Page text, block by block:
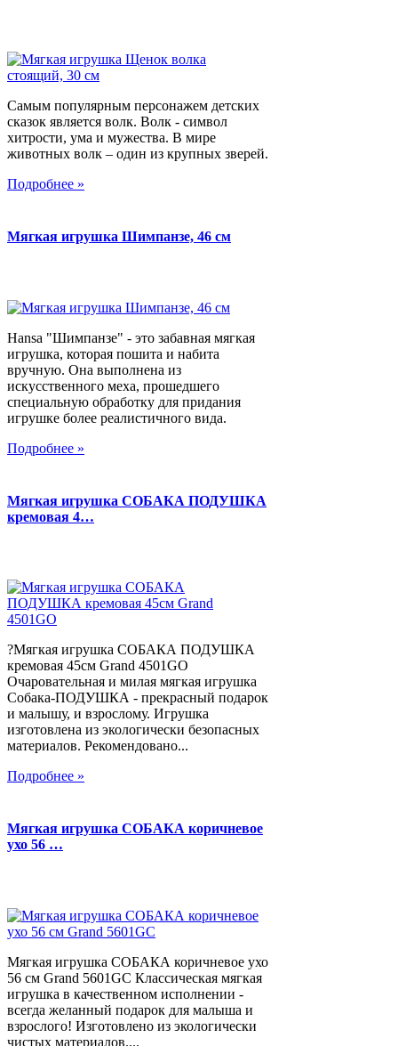
Самым популярным персонажем детских
сказок является волк. Волк - символ
хитрости, ума и мужества. В мире
животных волк – один из крупных зверей.
Подробнее »
Мягкая игрушка Шимпанзе, 46 см
Hansa "Шимпанзе" - это забавная мягкая
игрушка, которая пошита и набита
вручную. Она выполнена из
искусственного меха, прошедшего
специальную обработку для придания
игрушке более реалистичного вида.
Подробнее »
Мягкая игрушка СОБАКА ПОДУШКА
кремовая 4…
?Мягкая игрушка СОБАКА ПОДУШКА
кремовая 45см Grand 4501GO
Очаровательная и милая мягкая игрушка
Собака-ПОДУШКА - прекрасный подарок
и малышу, и взрослому. Игрушка
изготовлена из экологически безопасных
материалов. Рекомендовано...
Подробнее »
Мягкая игрушка СОБАКА коричневое
ухо 56 …
Мягкая игрушка СОБАКА коричневое ухо
56 см Grand 5601GC Классическая мягкая
игрушка в качественном исполнении -
всегда желанный подарок для малыша и
взрослого! Изготовлено из экологически
чистых материалов....